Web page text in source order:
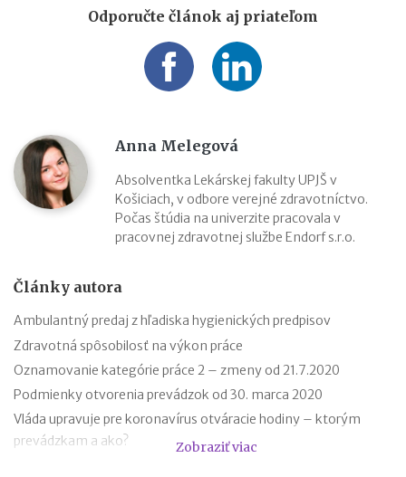
Odporučte článok aj priateľom
Anna Melegová
Absolventka Lekárskej fakulty UPJŠ v
Košiciach, v odbore verejné zdravotníctvo.
Počas štúdia na univerzite pracovala v
pracovnej zdravotnej službe Endorf s.r.o.
Články autora
Ambulantný predaj z hľadiska hygienických predpisov
Zdravotná spôsobilosť na výkon práce
Oznamovanie kategórie práce 2 – zmeny od 21.7.2020
Podmienky otvorenia prevádzok od 30. marca 2020
Vláda upravuje pre koronavírus otváracie hodiny – ktorým
prevádzkam a ako?
Zobraziť viac